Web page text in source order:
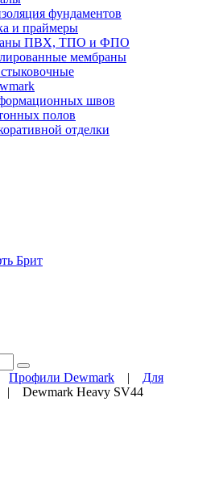
фундаментов
и праймеры
ПВХ, ТПО и ФПО
мембраны
швов
полов
отделки
Брит
Поиск
Профили Dewmark | Для
| Dewmark Heavy SV44